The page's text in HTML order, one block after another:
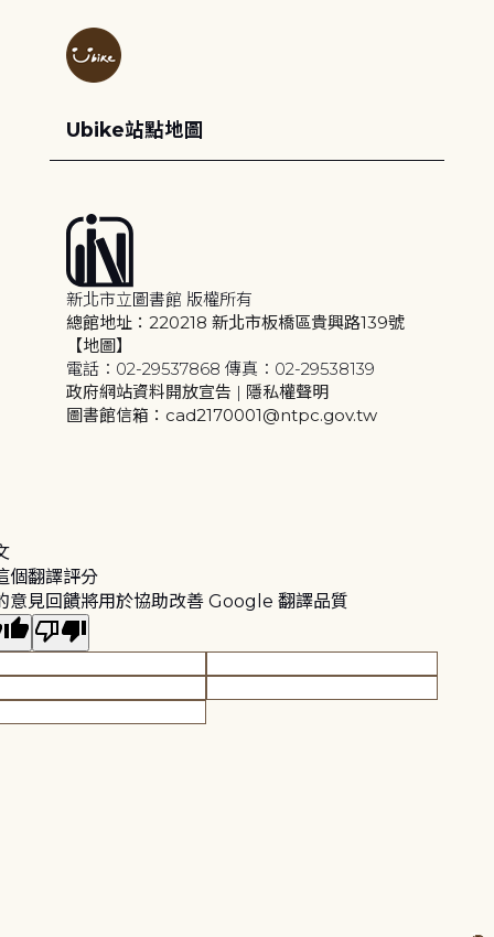
Ubike站點地圖
新北市立圖書館 版權所有
總館地址：220218 新北市板橋區貴興路139號
【地圖】
電話：02-29537868 傳真：02-29538139
政府網站資料開放宣告 | 隱私權聲明
圖書館信箱：cad2170001@ntpc.gov.tw
個翻譯評分
意見回饋將用於協助改善 Google 翻譯品質